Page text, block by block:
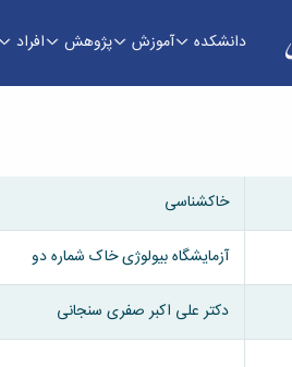
دانشکده آموزش پژوهش افراد
خاکشناسی
آزمایشگاه بیولوژی خاک شماره دو
دکتر علی اکبر صفری سنجانی